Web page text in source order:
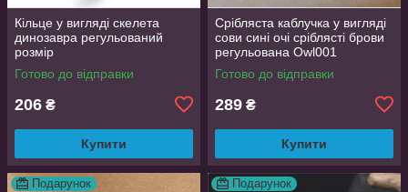
Кільце у вигляді скелета
динозавра регульований
розмір
Готово до відправки
206 ₴
Купити
Срібляста каблучка у вигляді
сови сині очі сріблясті брови
регульована Owl001
Готово до відправки
289 ₴
Купити
Подарунок Подарунок